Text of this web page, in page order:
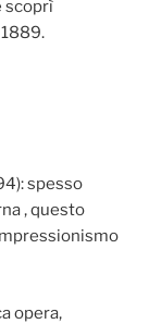
scoprì
spesso
, questo
opera,